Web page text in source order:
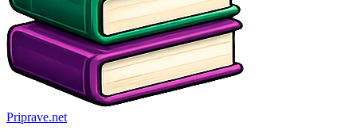
Priprave.net